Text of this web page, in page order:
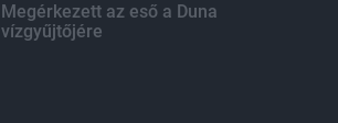
Megérkezett az eső a Duna
vízgyűjtőjére